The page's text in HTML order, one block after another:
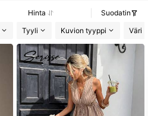
Hinta
Suodatin
Tyyli Kuvion tyyppi Väri